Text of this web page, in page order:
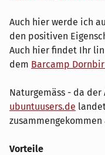
Auch hier werde ich
den positiven
Auch hier findet Ihr
dem Barcamp
Naturgemäss - da
ubuntuusers.de
Vorteile